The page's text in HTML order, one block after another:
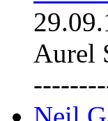
Aurel